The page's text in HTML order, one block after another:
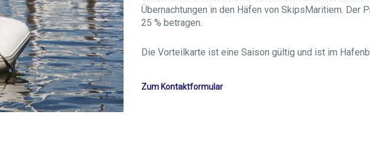
Übernachtungen in den Häfen von SkipsMaritiem. Der
25 % betragen.
Die Vorteilkarte ist eine Saison gültig und ist im
Zum Kontaktformular